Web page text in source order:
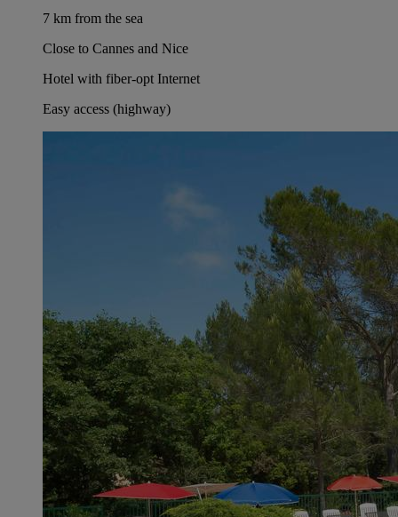
7 km from the sea
Close to Cannes and Nice
Hotel with fiber-opt Internet
Easy access (highway)